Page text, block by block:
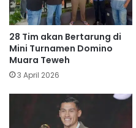
28 Tim akan Bertarung di
Mini Turnamen Domino
Muara Teweh
3 April 2026